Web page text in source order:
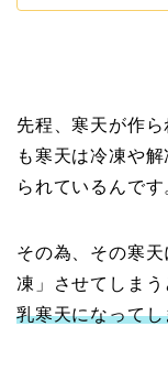
先程、寒天が作
も寒天は冷凍や
られているんです
その為、その寒
凍」させてしまう
乳寒天になってし